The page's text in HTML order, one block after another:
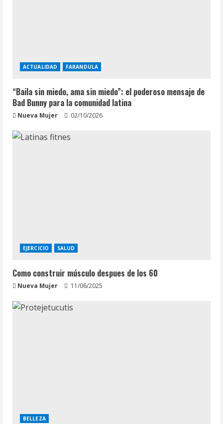
ACTUALIDAD FARANDULA
“Baila sin miedo, ama sin miedo”: el poderoso mensaje de
Bad Bunny para la comunidad latina
Nueva Mujer 02/10/2026
EJERCICIO SALUD
Como construir músculo despues de los 60
Nueva Mujer 11/06/2025
BELLEZA